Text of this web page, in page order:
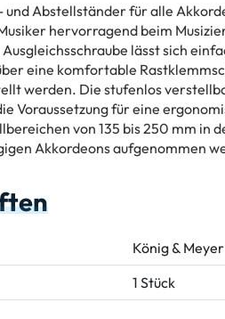
und Abstellständer für alle
hervorragend beim
lässt sich
eine komfortable
werden. Die stufenlos
Voraussetzung für eine
von 135 bis 250 mm in
Akkordeons aufgenommen
König & Meyer
1 Stück